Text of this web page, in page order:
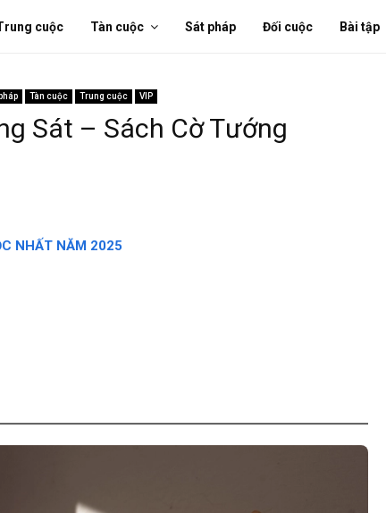
cuộc Tàn cuộc Sát pháp Đối cuộc Bài tập
Tàn cuộc Trung cuộc VIP
Sát – Sách Cờ Tướng
NHẤT NĂM 2025